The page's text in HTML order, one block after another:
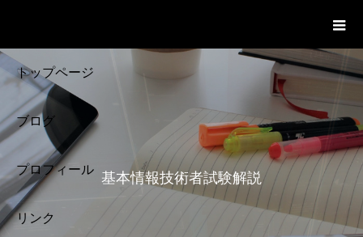
トップページ
ブログ
プロフィール
リンク
基本情報技術者試験解説